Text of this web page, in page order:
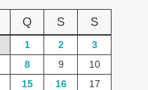
Q S S
1 2
3
8 9
10
15 16
17